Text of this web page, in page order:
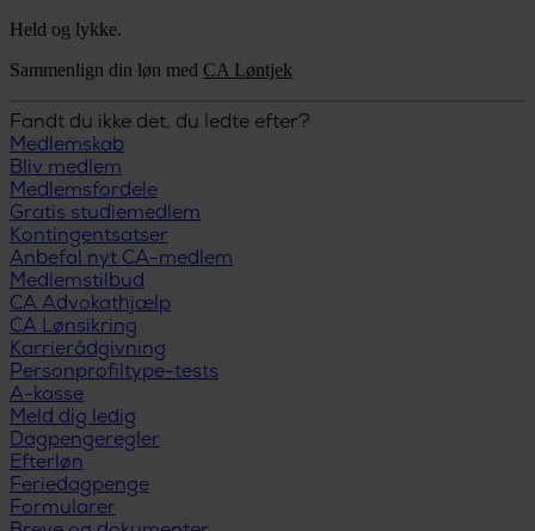
Held og lykke.
Sammenlign din løn med CA Løntjek
Fandt du ikke det, du ledte efter?
Medlemskab
Bliv medlem
Medlemsfordele
Gratis studiemedlem
Kontingentsatser
Anbefal nyt CA-medlem
Medlemstilbud
CA Advokathjælp
CA Lønsikring
Karrierådgivning
Personprofiltype-tests
A-kasse
Meld dig ledig
Dagpengeregler
Efterløn
Feriedagpenge
Formularer